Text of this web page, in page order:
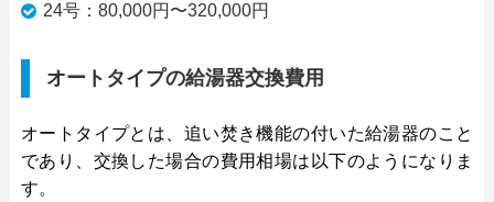
24号：80,000円〜320,000円
オートタイプの給湯器交換費用
オートタイプとは、追い焚き機能の付いた給湯器のこと
であり、交換した場合の費用相場は以下のようになりま
す。